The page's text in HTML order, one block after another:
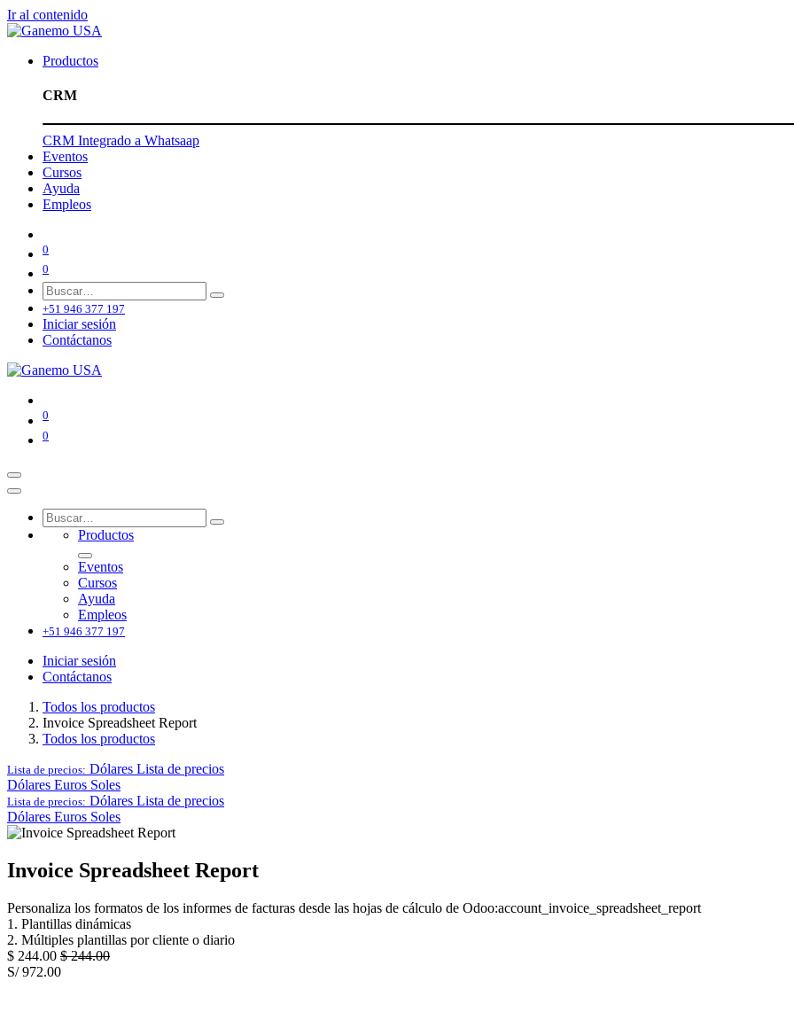
Ir al contenido
Productos
CRM
CRM Integrado a Whatsaap
Eventos
Cursos
Ayuda
Empleos
0
0
+51 946 377 197
Iniciar sesión
Contáctanos
0
0
Productos
Eventos
Cursos
Ayuda
Empleos
+51 946 377 197
Iniciar sesión
Contáctanos
Todos los productos
Invoice Spreadsheet Report
Todos los productos
Lista de precios: Dólares Lista de precios
Dólares Euros Soles
Lista de precios: Dólares Lista de precios
Dólares Euros Soles
Invoice Spreadsheet Report
Personaliza los formatos de los informes de facturas desde las hojas de cálculo de Odoo:account_invoice_spreadsheet_report
1. Plantillas dinámicas
2. Múltiples plantillas por cliente o diario
$ 244.00 $244.00
S/972.00